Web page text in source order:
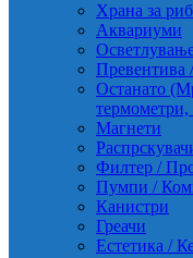
Храна за
Аквариуми
Превентива
Останато
Магнети
Филтер /
Пумпи /
Канистри
Греачи
Естетика /